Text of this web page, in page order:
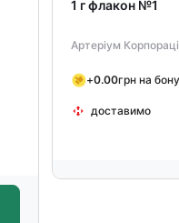
1 г флакон №1
Артеріум
+0.00грн на
доставимо